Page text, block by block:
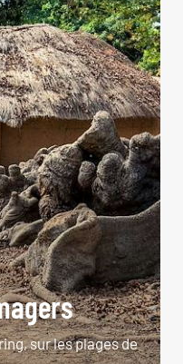
sur les plages de